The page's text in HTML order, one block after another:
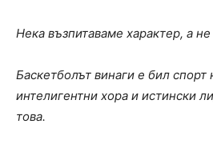
Нека възпитаваме характер, а не
Баскетболът винаги е бил спорт
интелигентни хора и истински
това.